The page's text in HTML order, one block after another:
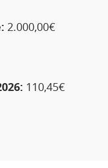
2.000,00€
110,45€